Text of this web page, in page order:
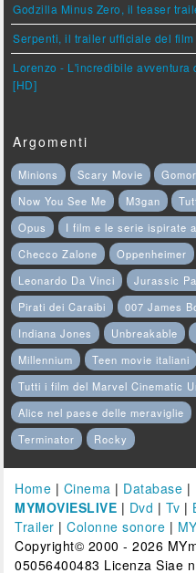
Godzilla Minus Zero, il teaser
Serpenti, il trailer ufficiale del film
Lorenzo - L'incredibile
[HD]
Argomenti
Minions Scary Movie
Now You See Me
M3gan
Opus
I film e le serie ispirate
Checco Zalone
Oppenheimer
Leonardo Da Vinci
Jurassic
Pirati dei Caraibi
007 James
Indiana Jones
Unbreakable
Millennium
Teen movie italiani
Tutti i film del Marvel Cinematic
Alice nel paese delle meraviglie
Terminator
Rocky
Home | Cinema | Database |
MYMOVIESLIVE | Dvd | Tv |
Trailer |Colonne sonore |
Copyright© 2000 - 2026
05056400483 Licenza Siae